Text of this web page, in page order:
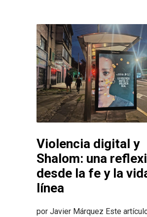
Violencia digital y
Shalom: una
desde la fe y la
línea
por Javier Márquez Este